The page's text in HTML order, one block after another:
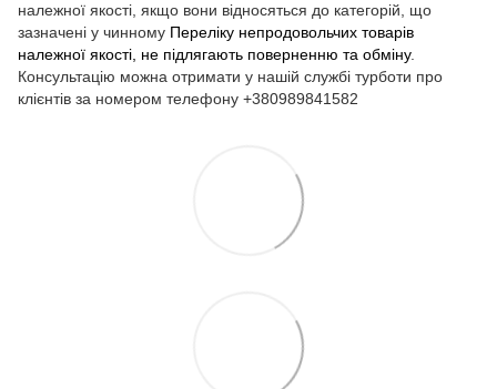
належної якості, якщо вони відносяться до категорій, що
зазначені у чинному Переліку непродовольчих товарів
належної якості, не підлягають поверненню та обміну.
Консультацію можна отримати у нашій службі турботи про
клієнтів за номером телефону +380989841582